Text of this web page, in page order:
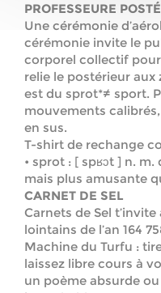
PROFESSEURE
Une cérémonie
cérémonie invite le
corporel collectif
relie le postérieur
est du sprot*≠ sport.
mouvements
en sus.
T-shirt de rechange
• sprot : [ spʁɔt ] n.
mais plus amusante
CARNET DE SEL
Carnets de Sel
lointains de l’an 164
Machine du Turfu :
laissez libre cours à
un poème absurde